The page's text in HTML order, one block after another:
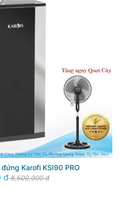
Karofi KSI90 PRO
đ8,500,000 đ